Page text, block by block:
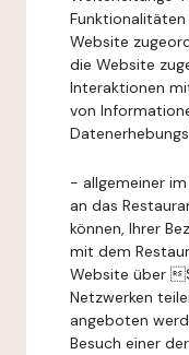
Funktionalitäten
Website
die Website
Interaktionen
von
- allgemeiner
an das
können, Ihrer
mit dem
Website über
Netzwerken
angeboten
Besuch einer